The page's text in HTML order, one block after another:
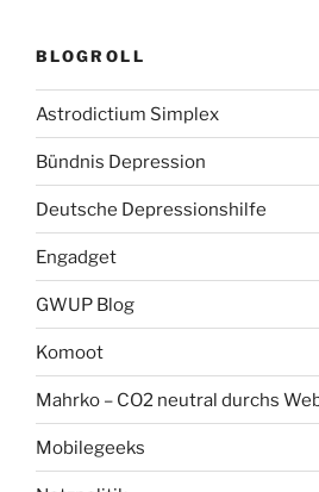
BLOGROLL
Astrodictium Simplex
Bündnis Depression
Deutsche Depressionshilfe
Engadget
GWUP Blog
Komoot
Mahrko – CO2 neutral durchs
Mobilegeeks